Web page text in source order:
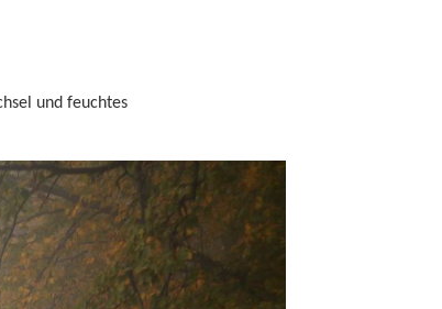
und feuchtes